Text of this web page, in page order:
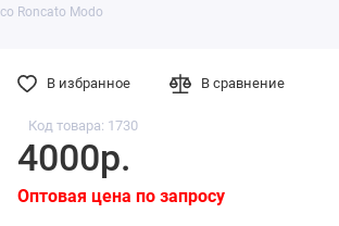
Roncato Modo
Код товара: 1730
4000р.
Оптовая цена по запросу
В избранное В сравнение